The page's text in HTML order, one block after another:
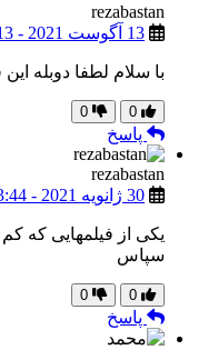
rezabastan
13 آگوست 2021 - 01:13
با سلام لطفا دوبله
0
0
پاسخ
rezabastan
30 ژانویه 2021 - 23:44
یکی از فیلمهایی که
سپاس
0
0
پاسخ